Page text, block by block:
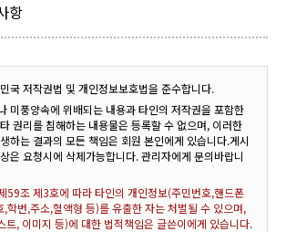
항
국 저작권법 및 개인정보보호법을 준수합니다.
미풍양속에 위배되는 내용과 타인의 저작권을 포함한
권리를 침해하는 내용물은 등록할 수 없으며, 이러한
하는 결과의 모든 책임은 회원 본인에게 있습니다.게시
은 요청시에 삭제가능합니다. 관리자에게 문의바랍니
59조 제3호에 따라 타인의 개인정보(주민번호,핸드폰
,학번,주소,혈액형 등)를 유출한 자는 처벌될 수 있으며,
트, 이미지 등)에 대한 법적책임은 글쓴이에게 있습니다.